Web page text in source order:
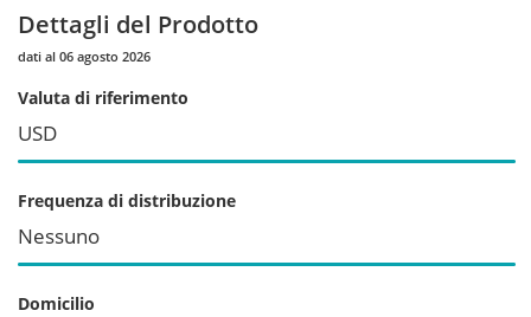
Dettagli del Prodotto
dati al 06 agosto 2026
Valuta di riferimento
USD
Frequenza di distribuzione
Nessuno
Domicilio